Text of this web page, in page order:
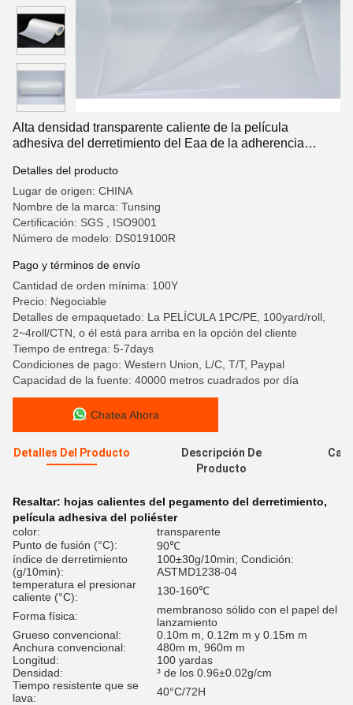
Alta densidad transparente caliente de la película
adhesiva del derretimiento del Eaa de la adherencia
Detalles del producto
Lugar de origen: CHINA
Nombre de la marca: Tunsing
Certificación: SGS , ISO9001
Número de modelo: DS019100R
Pago y términos de envío
Cantidad de orden mínima: 100Y
Precio: Negociable
Detalles de empaquetado: La PELÍCULA 1PC/PE, 100yard/roll,
2~4roll/CTN, o él está para arriba en la opción del cliente
Tiempo de entrega: 5-7days
Condiciones de pago: Western Union, L/C, T/T, Paypal
Capacidad de la fuente: 40000 metros cuadrados por día
Chatea Ahora
Detalles Del Producto
Descripción De
Producto
Resaltar: hojas calientes del pegamento del derretimiento,
película adhesiva del poliéster
color:
transparente
Punto de fusión (°C):
90℃
índice de derretimiento
(g/10min):
100±30g/10min; Condición:
ASTMD1238-04
temperatura el presionar
caliente (°C):
130-160℃
Forma física:
membranoso sólido con el papel del
lanzamiento
Grueso convencional:
0.10m m, 0.12m m y 0.15m m
Anchura convencional:
480m m, 960m m
Longitud:
100 yardas
Densidad:
³ de los 0.96±0.02g/cm
Tiempo resistente que se
lava:
40°C/72H